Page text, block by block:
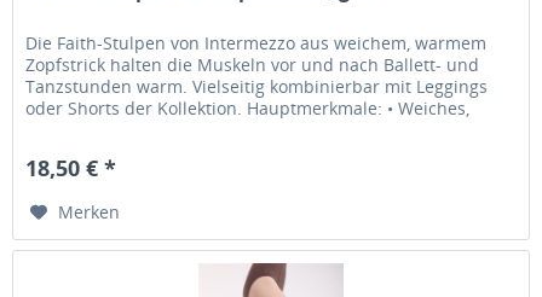
Die Faith-Stulpen von Intermezzo aus weichem, warmem
Zopfstrick halten die Muskeln vor und nach Ballett- und
Tanzstunden warm. Vielseitig kombinierbar mit Leggings
oder Shorts der Kollektion. Hauptmerkmale: • Weiches,
18,50 € *
Merken